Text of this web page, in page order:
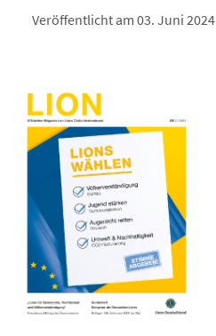
Veröffentlicht am 03. Juni 2024